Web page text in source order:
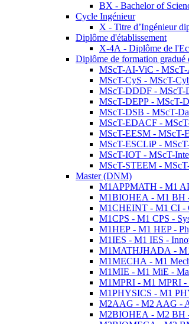
BX - Bachelor of
Cycle Ingénieur
X - Titre d’Ingénieur
Diplôme d'établissement
X-4A - Diplôme de
Diplôme de formation
MScT-AI-ViC - MScT-
MScT-CyS - MScT-
MScT-DDDF - MScT-
MScT-DEPP - MScT-
MScT-DSB - MScT-
MScT-EDACF -
MScT-EESM - MScT-
MScT-ESCLiP -
MScT-IOT - MScT-
MScT-STEEM -
Master (DNM)
M1APPMATH - M1
M1BIOHEA - M1 BH
M1CHEINT - M1 CI -
M1CPS - M1 CPS -
M1HEP - M1 HEP -
M1IES - M1 IES -
M1MATHJHADA - M1
M1MECHA - M1
M1MIE - M1 MiE -
M1MPRI - M1 MPRI -
M1PHYSICS - M1
M2AAG - M2 AAG -
M2BIOHEA - M2 BH